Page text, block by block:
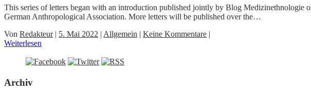
This series of letters began with an introduction published jointly by Blog
German Anthropological Association. More letters will be published over the…
Von Redakteur| 5. Mai 2022 | Allgemein | Keine Kommentare |
Weiterlesen
Archiv